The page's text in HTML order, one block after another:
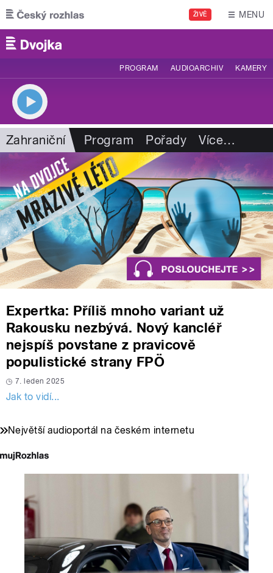
Přejít k hlavnímu obsahu
ŽIVĚ MENU
PROGRAM AUDIOARCHIV KAMERY
Zahraniční Program Pořady Více…
Expertka: Příliš mnoho variant už
Rakousku nezbývá. Nový kancléř
nejspíš povstane z pravicově
populistické strany FPÖ
7. leden 2025
Jak to vidí...
Největší audioportál na českém internetu